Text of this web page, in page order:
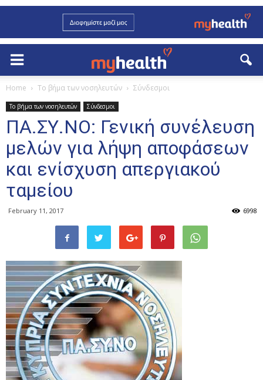
Home Το βήμα των νοσηλευτών Σύνδεσμοι
Το βήμα των νοσηλευτών Σύνδεσμοι
ΠΑ.ΣΥ.ΝΟ: Γενική συνέλευση
μελών για λήψη αποφάσεων
και ενίσχυση απεργιακού
ταμείου
February 11, 2017 6998